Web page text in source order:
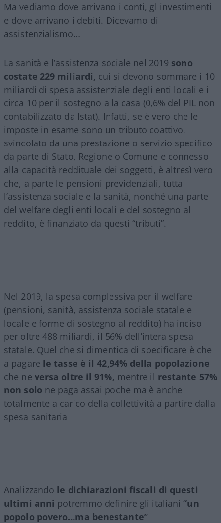
Ma vediamo dove arrivano i conti, gl investimenti
e dove arrivano i debiti. Dicevamo di
assistenzialismo…
La sanità e l’assistenza sociale nel 2019 sono
costate 229 miliardi, cui si devono sommare i 10
miliardi di spesa assistenziale degli enti locali e i
circa 10 per il sostegno alla casa (0,6% del PIL non
contabilizzato da Istat). Infatti, se è vero che le
imposte in esame sono un tributo coattivo,
svincolato da una prestazione o servizio specifico
da parte di Stato, Regione o Comune e connesso
alla capacità reddituale dei soggetti, è altresì vero
che, a parte le pensioni previdenziali, tutta
l’assistenza sociale e la sanità, nonché una parte
del welfare degli enti locali e del sostegno al
reddito, è finanziato da questi “tributi”.
Nel 2019, la spesa complessiva per il welfare
(pensioni, sanità, assistenza sociale statale e
locale e forme di sostegno al reddito) ha inciso
per oltre 488 miliardi, il 56% dell’intera spesa
statale. Quel che si dimentica di specificare è che
a pagare le tasse è il 42,94% della popolazione
che ne versa oltre il 91%, mentre il restante 57%
non solo ne paga assai poche ma è anche
totalmente a carico della collettività a partire dalla
spesa sanitaria
Analizzando le dichiarazioni fiscali di questi
ultimi anni potremmo definire gli italiani“un
popolo povero…ma benestante”